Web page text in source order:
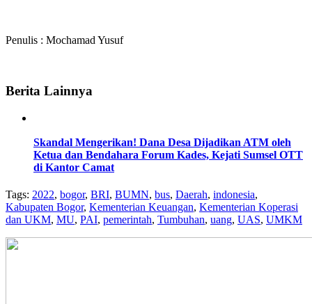
Penulis : Mochamad Yusuf
Berita Lainnya
Skandal Mengerikan! Dana Desa Dijadikan ATM oleh
Ketua dan Bendahara Forum Kades, Kejati Sumsel OTT
di Kantor Camat
Tags: 2022, bogor, BRI, BUMN, bus, Daerah, indonesia,
Kabupaten Bogor, Kementerian Keuangan, Kementerian Koperasi
dan UKM, MU, PAI, pemerintah, Tumbuhan, uang, UAS, UMKM